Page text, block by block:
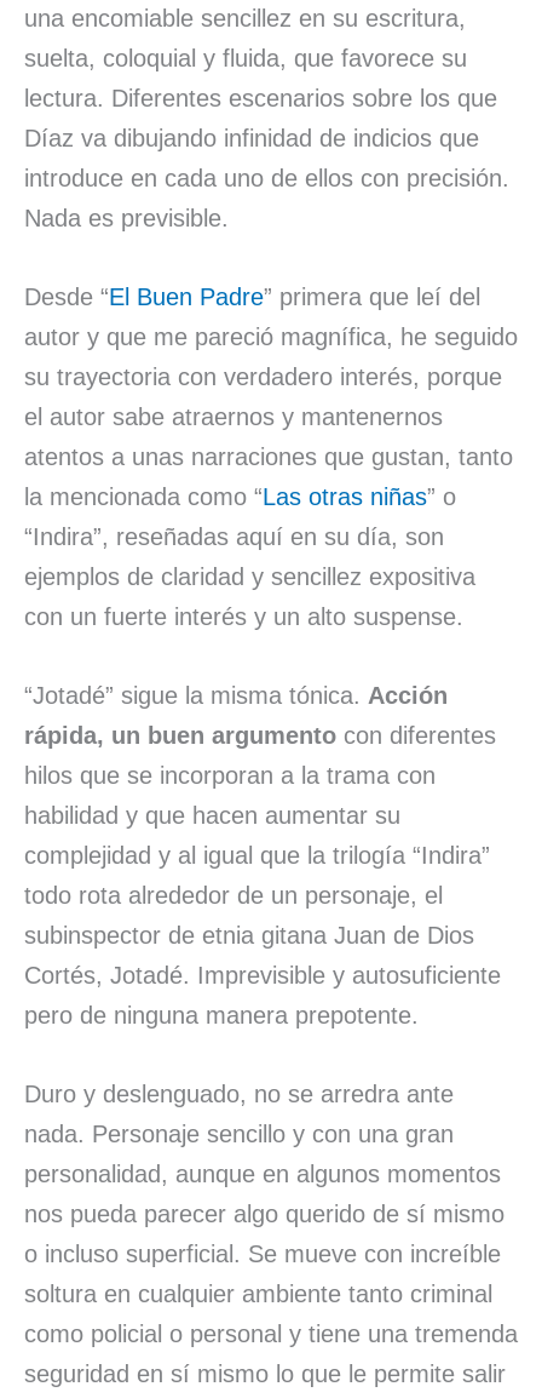
una encomiable sencillez en su escritura,
suelta, coloquial y fluida, que favorece su
lectura. Diferentes escenarios sobre los que
Díaz va dibujando infinidad de indicios que
introduce en cada uno de ellos con precisión.
Nada es previsible.
Desde “El Buen Padre” primera que leí del
autor y que me pareció magnífica, he seguido
su trayectoria con verdadero interés, porque
el autor sabe atraernos y mantenernos
atentos a unas narraciones que gustan, tanto
la mencionada como “Las otras niñas” o
“Indira”, reseñadas aquí en su día, son
ejemplos de claridad y sencillez expositiva
con un fuerte interés y un alto suspense.
“Jotadé” sigue la misma tónica. Acción
rápida, un buen argumento con diferentes
hilos que se incorporan a la trama con
habilidad y que hacen aumentar su
complejidad y al igual que la trilogía “Indira”
todo rota alrededor de un personaje, el
subinspector de etnia gitana Juan de Dios
Cortés, Jotadé. Imprevisible y autosuficiente
pero de ninguna manera prepotente.
Duro y deslenguado, no se arredra ante
nada. Personaje sencillo y con una gran
personalidad, aunque en algunos momentos
nos pueda parecer algo querido de sí mismo
o incluso superficial. Se mueve con increíble
soltura en cualquier ambiente tanto criminal
como policial o personal y tiene una tremenda
seguridad en sí mismo lo que le permite salir